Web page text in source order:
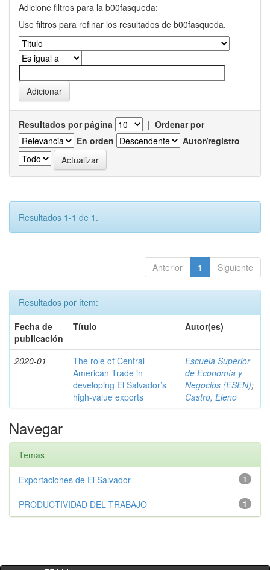
Adicione filtros para la b00fasqueda:
Use filtros para refinar los resultados de b00fasqueda.
Resultados por página | Ordenar por
En orden
Autor/registro
Resultados 1-1 de 1.
Anterior 1 Siguiente
Resultados por ítem:
Fecha de
publicación
Título Autor(es)
2020-01
The role of Central
American Trade in
developing El Salvador’s
high-value exports
Escuela Superior
de Economía y
Negocios (ESEN);
Castro, Eleno
Navegar
Temas
1
Exportaciones de El Salvador
1
PRODUCTIVIDAD DEL TRABAJO